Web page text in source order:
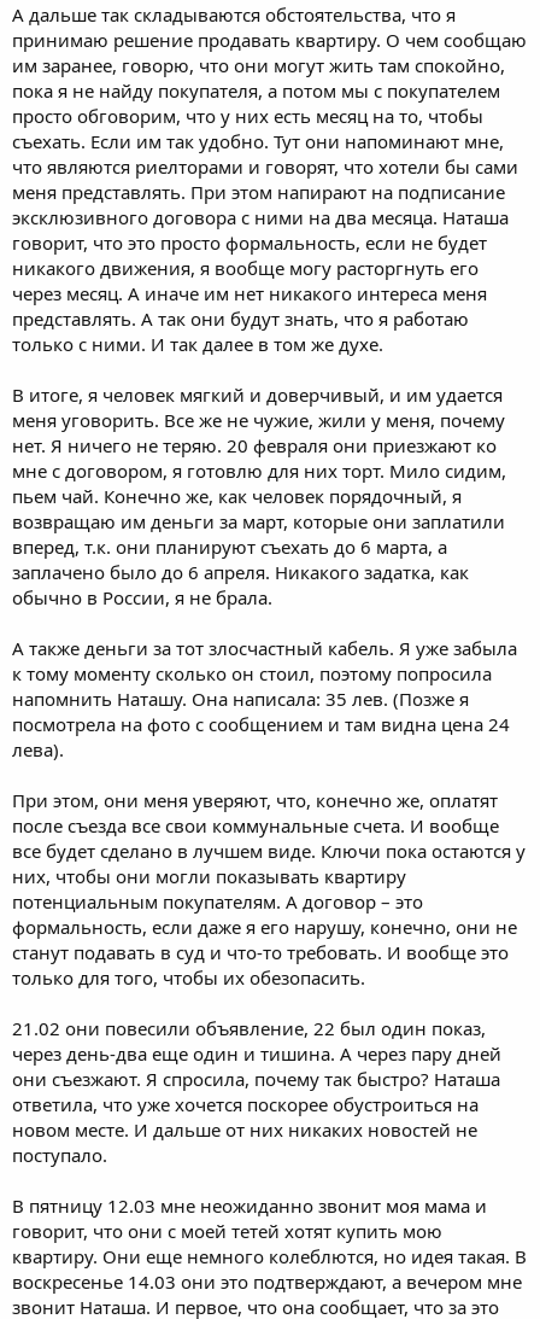
А дальше так складываются обстоятельства, что я
принимаю решение продавать квартиру. О чем сообщаю
им заранее, говорю, что они могут жить там спокойно,
пока я не найду покупателя, а потом мы с покупателем
просто обговорим, что у них есть месяц на то, чтобы
съехать. Если им так удобно. Тут они напоминают мне,
что являются риелторами и говорят, что хотели бы сами
меня представлять. При этом напирают на подписание
эксклюзивного договора с ними на два месяца. Наташа
говорит, что это просто формальность, если не будет
никакого движения, я вообще могу расторгнуть его
через месяц. А иначе им нет никакого интереса меня
представлять. А так они будут знать, что я работаю
только с ними. И так далее в том же духе.
В итоге, я человек мягкий и доверчивый, и им удается
меня уговорить. Все же не чужие, жили у меня, почему
нет. Я ничего не теряю. 20 февраля они приезжают ко
мне с договором, я готовлю для них торт. Мило сидим,
пьем чай. Конечно же, как человек порядочный, я
возвращаю им деньги за март, которые они заплатили
вперед, т.к. они планируют съехать до 6 марта, а
заплачено было до 6 апреля. Никакого задатка, как
обычно в России, я не брала.
А также деньги за тот злосчастный кабель. Я уже забыла
к тому моменту сколько он стоил, поэтому попросила
напомнить Наташу. Она написала: 35 лев. (Позже я
посмотрела на фото с сообщением и там видна цена 24
лева).
При этом, они меня уверяют, что, конечно же, оплатят
после съезда все свои коммунальные счета. И вообще
все будет сделано в лучшем виде. Ключи пока остаются у
них, чтобы они могли показывать квартиру
потенциальным покупателям. А договор – это
формальность, если даже я его нарушу, конечно, они не
станут подавать в суд и что-то требовать. И вообще это
только для того, чтобы их обезопасить.
21.02 они повесили объявление, 22 был один показ,
через день-два еще один и тишина. А через пару дней
они съезжают. Я спросила, почему так быстро? Наташа
ответила, что уже хочется поскорее обустроиться на
новом месте. И дальше от них никаких новостей не
поступало.
В пятницу 12.03 мне неожиданно звонит моя мама и
говорит, что они с моей тетей хотят купить мою
квартиру. Они еще немного колеблются, но идея такая. В
воскресенье 14.03 они это подтверждают, а вечером мне
звонит Наташа. И первое, что она сообщает, что за это